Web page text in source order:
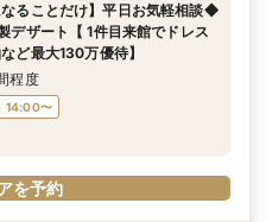
13:00〜
を予約
13:00〜
を予約
13:00〜
を予約
なることだけ】平日お気軽相談◆
デザート【 1件目来館でドレス
ど最大130万優待】
程度
14:00〜
を予約